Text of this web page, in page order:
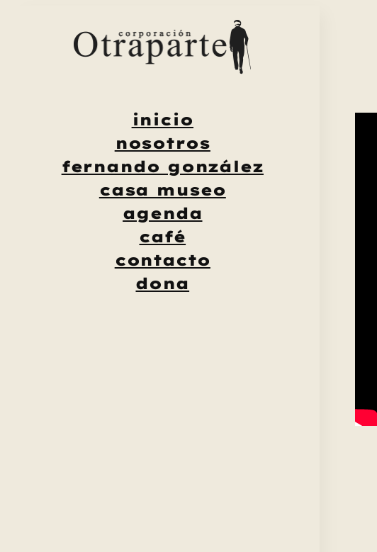
inicio
nosotros
fernando gonzález
casa museo
agenda
café
contacto
dona